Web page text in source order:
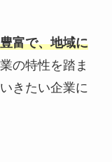
富で、地域に
の特性を踏ま
きたい企業に